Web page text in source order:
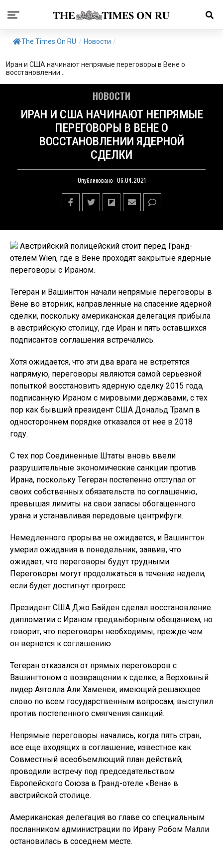
The Times On RU / Новости /
Иран и США начинают непрямые переговоры в Вене о
восстановлении ..
НОВОСТИ
ИРАН И США НАЧИНАЮТ НЕПРЯМЫЕ
ПЕРЕГОВОРЫ В ВЕНЕ О
ВОССТАНОВЛЕНИИ ЯДЕРНОЙ
СДЕЛКИ
Опубликовано: 06.04.2021
Австрийский полицейский стоит перед Гранд-
отелем Wien, где в Вене проходят закрытые ядерные
переговоры с Ираном.
Тегеран и Вашингтон начали непрямые переговоры в
Вене во вторник, направленные на спасение ядерной
сделки, поскольку американская делегация прибыла
в австрийскую столицу, где Иран и пять оставшихся
подписантов соглашения встречались.
Хотя ожидается, что эти два врага не встретятся
напрямую, переговоры являются самой серьезной
попыткой восстановить ядерную сделку 2015 года,
подписанную Ираном с мировыми державами, с тех
пор как бывший президент США Дональд Трамп в
одностороннем порядке отказался от нее в 2018
году.
С тех пор Соединенные Штаты вновь ввели
разрушительные экономические санкции против
Ирана, поскольку Тегеран постепенно отступал от
своих собственных обязательств по соглашению,
превышая лимиты на свои запасы обогащенного
урана и устанавливая передовые центрифуги.
Немедленного прорыва не ожидается, и Вашингтон
умерил ожидания в понедельник, заявив, что
ожидает, что переговоры будут трудными.
Переговоры могут продолжаться в течение недели,
если будет достигнут прогресс.
Президент США Джо Байден сделал восстановление
дипломатии с Ираном предвыборным обещанием, но
говорит, что переговоры необходимы, прежде чем
он вернется к соглашению.
Тегеран отказался от прямых переговоров с
Вашингтоном о возвращении к сделке, а Верховный
лидер Аятолла Али Хаменеи, имеющий решающее
слово по всем государственным вопросам, выступил
против постепенного смягчения санкций.
Непрямые переговоры начались, когда пять стран,
все еще входящих в соглашение, известное как
Совместный всеобъемлющий план действий,
проводили встречу под председательством
Европейского Союза в Гранд-отеле «Вена» в
австрийской столице.
Американская делегация во главе со специальным
посланником администрации по Ирану Робом Малли
остановилась в соседнем месте.